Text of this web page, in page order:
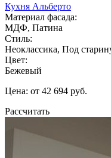
Кухня Альберто
Материал фасада:
МДФ, Патина
Стиль:
Неоклассика, Под
Цвет:
Бежевый
Цена: от 42 694 руб.
Рассчитать